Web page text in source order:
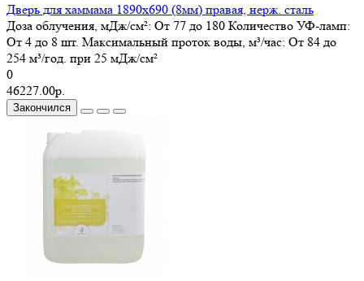
Дверь для хаммама 1890х690 (8мм) правая, нерж. сталь
Доза облучения, мДж/см²: От 77 до 180 Количество УФ-ламп:
От 4 до 8 шт. Максимальный проток воды, м³/час: От 84 до
254 м³/год. при 25 мДж/см²
0
46227.00р.
Закончился